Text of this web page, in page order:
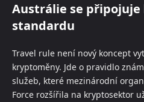
Austrálie se
standardu
Travel rule není nový koncept
kryptoměny. Jde o pravidlo
služeb, které mezinárodní
Force rozšířila na kryptosektor